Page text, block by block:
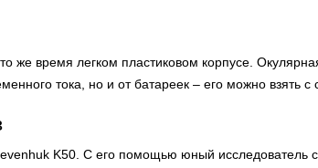
же время легком пластиковом корпусе.
тока, но и от батареек – его можно взять с
K50. С его помощью юный исследователь